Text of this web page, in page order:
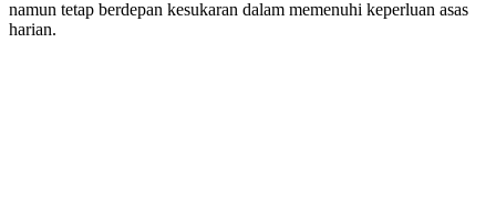
namun tetap berdepan kesukaran dalam memenuhi keperluan asas
harian.